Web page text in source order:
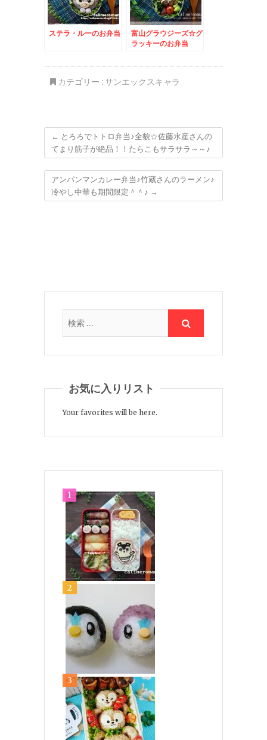
ステラ・ルーのお弁当
富山グラウジーズ☆グ
ラッキーのお弁当
カテゴリー :サンエックスキャラ
← とろろでトトロ弁当♪全貌☆佐藤水産さんの
てまり筋子が絶品！！たらこもサラサラ～～♪
アンパンマンカレー弁当♪竹蔵さんのラーメン♪
冷やし中華も期間限定＾＾♪ →
お気に入りリスト
Your favorites will be here.